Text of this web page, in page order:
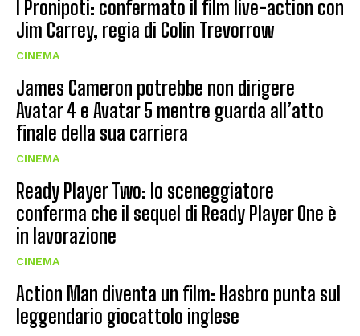
I Pronipoti: confermato il film live-action con
Jim Carrey, regia di Colin Trevorrow
CINEMA
James Cameron potrebbe non dirigere
Avatar 4 e Avatar 5 mentre guarda all’atto
finale della sua carriera
CINEMA
Ready Player Two: lo sceneggiatore
conferma che il sequel di Ready Player One è
in lavorazione
CINEMA
Action Man diventa un film: Hasbro punta sul
leggendario giocattolo inglese